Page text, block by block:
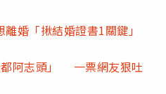
離婚「揪結婚證書1關鍵」
都阿志頭」 一票網友狠吐